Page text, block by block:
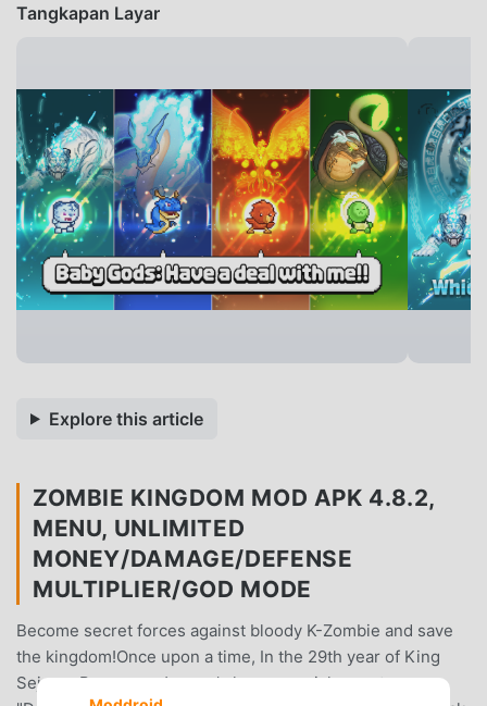
Tangkapan Layar
Explore this article
ZOMBIE KINGDOM MOD APK 4.8.2,
MENU, UNLIMITED
MONEY/DAMAGE/DEFENSE
MULTIPLIER/GOD MODE
Become secret forces against bloody K-Zombie and save
the kingdom!Once upon a time, In the 29th year of King
Sejong, Become a Joseon's hero, special secret